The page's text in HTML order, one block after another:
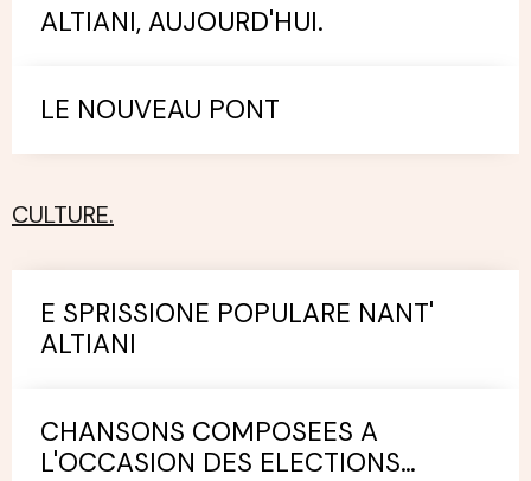
ALTIANI, AUJOURD'HUI.
LE NOUVEAU PONT
CULTURE.
E SPRISSIONE POPULARE NANT'
ALTIANI
CHANSONS COMPOSEES A
L'OCCASION DES ELECTIONS